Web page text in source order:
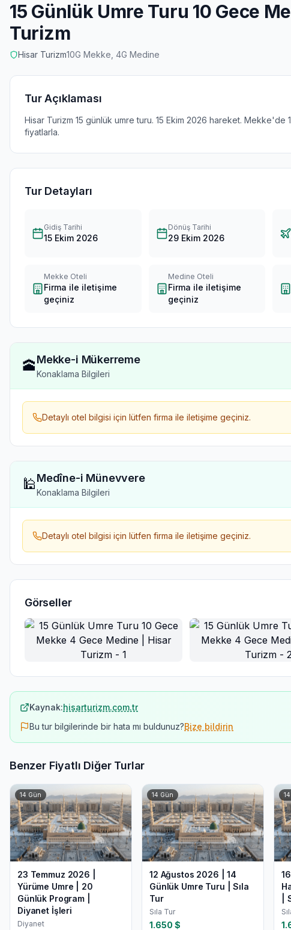
15 Günlük Umre Turu 10 Gece
Turizm
Hisar Turizm10G Mekke, 4G Medine
Tur Açıklaması
Hisar Turizm 15 günlük umre turu. 15 Ekim 2026 hareket.
fiyatlarla.
Tur Detayları
Gidiş Tarihi
15 Ekim 2026
Dönüş Tarihi
29 Ekim 2026
Mekke Oteli
Firma ile iletişime
geçiniz
Medine Oteli
Firma ile iletişime
geçiniz
🕋Mekke-i Mükerreme
Konaklama Bilgileri
Detaylı otel bilgisi için lütfen firma ile iletişime geçiniz.
🕌Medîne-i Münevvere
Konaklama Bilgileri
Detaylı otel bilgisi için lütfen firma ile iletişime geçiniz.
Görseller
Kaynak:hisarturizm.com.tr
Bu tur bilgilerinde bir hata mı buldunuz?Bize bildirin
Benzer Fiyatlı Diğer Turlar
14 Gün
23 Temmuz 2026 |
Yürüme Umre | 20
Günlük Program |
Diyanet İşleri
Diyanet
14 Gün
12 Ağustos 2026 | 14
Günlük Umre Turu | Sıla
Tur
Sıla Tur
1.650 $
14
|